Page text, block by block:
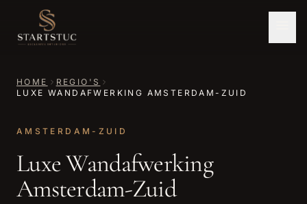
HOME
REGIO'S
LUXE WANDAFWERKING AMSTERDAM-ZUID
AMSTERDAM-ZUID
Luxe Wandafwerking
Amsterdam-Zuid